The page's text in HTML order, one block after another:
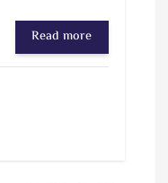
ا
ر
ي
Read more